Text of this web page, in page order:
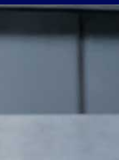
Servicios
Ford Assistance